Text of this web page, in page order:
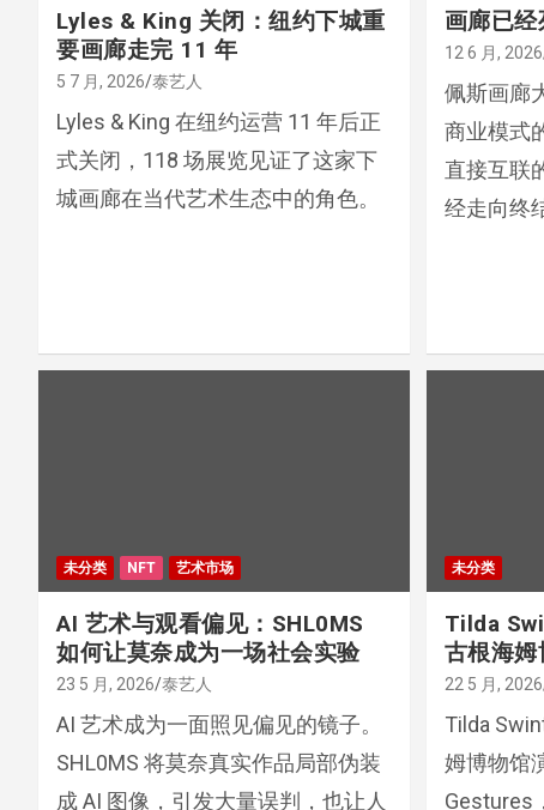
Lyles & King 关闭：纽约下城重
要画廊走完 11 年
5 7 月, 2026 泰艺人
Lyles & King 在纽约运营 11 年后正
式关闭，118 场展览见证了这家下
城画廊在当代艺术生态中的角色。
画廊已经
12 6 月, 2026
佩斯画廊
商业模式
直接互联
经走向终
未分类 NFT 艺术市场
AI 艺术与观看偏见：SHL0MS
如何让莫奈成为一场社会实验
23 5 月, 2026 泰艺人
AI 艺术成为一面照见偏见的镜子。
SHL0MS 将莫奈真实作品局部伪装
成 AI 图像，引发大量误判，也让人
未分类
Tilda
古根海
22 5 月, 2026
Tilda
姆博物馆
Gestures